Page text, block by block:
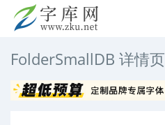
FolderSmallDB 详情页